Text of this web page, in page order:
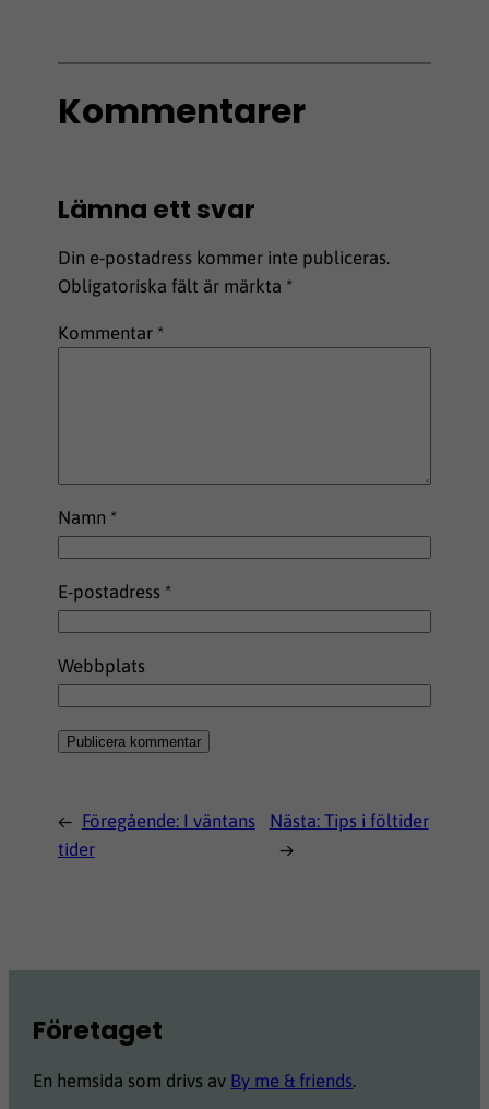
Kommentarer
Lämna ett svar
Din e-postadress kommer inte publiceras.
Obligatoriska fält är märkta *
Kommentar *
Namn *
E-postadress *
Webbplats
← Föregående: I väntans
tider
Nästa: Tips i föltider
→
Företaget
En hemsida som drivs av By me & friends.